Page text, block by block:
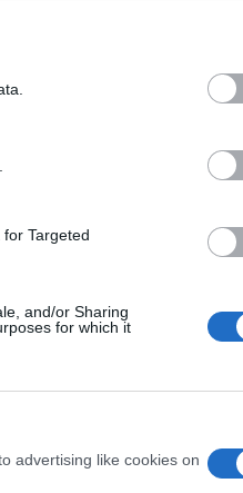
Targeted
and/or Sharing
for which it
advertising like cookies on
αφού μας
Πιο
οριακό
στην
σε
τις
07/
για να
το
για